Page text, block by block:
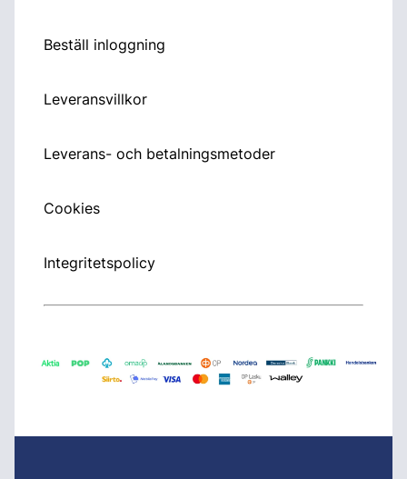
Beställ inloggning
Leveransvillkor
Leverans- och betalningsmetoder
Cookies
Integritetspolicy